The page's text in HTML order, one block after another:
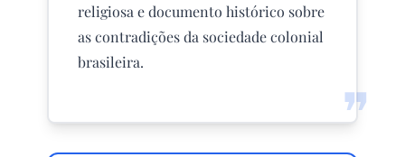
❞
religiosa e documento histórico sobre
as contradições da sociedade colonial
brasileira.